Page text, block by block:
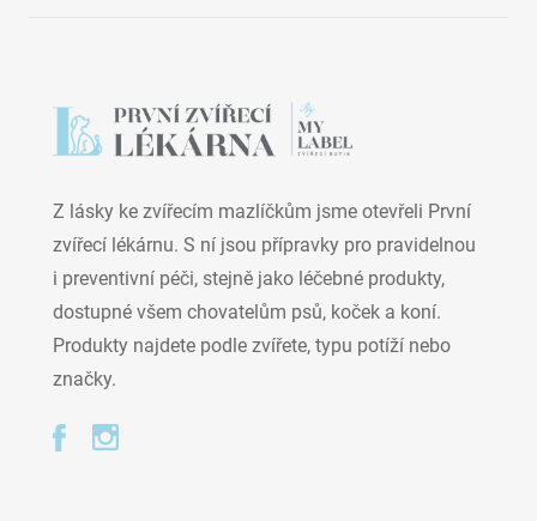
Z lásky ke zvířecím mazlíčkům jsme otevřeli První
zvířecí lékárnu. S ní jsou přípravky pro pravidelnou
i preventivní péči, stejně jako léčebné produkty,
dostupné všem chovatelům psů, koček a koní.
Produkty najdete podle zvířete, typu potíží nebo
značky.